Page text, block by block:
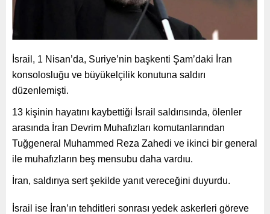
İsrail, 1 Nisan’da, Suriye’nin başkenti Şam’daki İran
konsolosluğu ve büyükelçilik konutuna saldırı
düzenlemişti.
13 kişinin hayatını kaybettiği İsrail saldırısında, ölenler
arasında İran Devrim Muhafızları komutanlarından
Tuğgeneral Muhammed Reza Zahedi ve ikinci bir general
ile muhafızların beş mensubu daha vardıu.
İran, saldırıya sert şekilde yanıt vereceğini duyurdu.
İsrail ise İran’ın tehditleri sonrası yedek askerleri göreve